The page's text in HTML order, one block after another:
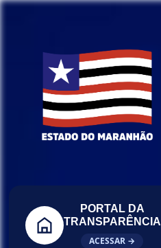
PORTAL DA
TRANSPARÊNCIA
ACESSAR →